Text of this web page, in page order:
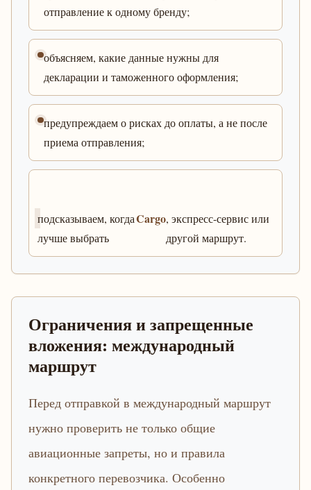
отправление к одному бренду;
объясняем, какие данные нужны для
декларации и таможенного оформления;
предупреждаем о рисках до оплаты, а не после
приема отправления;
подсказываем, когда
лучше выбрать
Cargo, экспресс-сервис или
другой маршрут.
Ограничения и запрещенные
вложения: международный
маршрут
Перед отправкой в международный маршрут
нужно проверить не только общие
авиационные запреты, но и правила
конкретного перевозчика. Особенно